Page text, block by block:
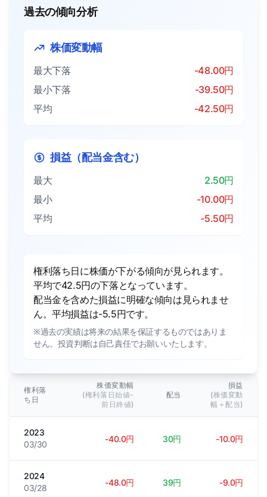
過去の傾向分析
株価変動幅
最大下落
-48.00円
最小下落
-39.50円
平均
-42.50円
損益（配当金含む）
最大
2.50円
最小
-10.00円
平均
-5.50円
権利落ち日に株価が下がる傾向が見られます。
平均で42.5円の下落となっています。
配当金を含めた損益に明確な傾向は見られませ
ん。平均損益は-5.5円です。
※過去の実績は将来の結果を保証するものではありま
せん。投資判断は自己責任でお願いいたします。
権利落
ち日
株価変動幅
(権利落日始値-
前日終値)
配当
損益
(株価変動
幅＋配当)
2023
03/30
-40.0円 30円 -10.0円
2024
03/28
-48.0円 39円 -9.0円